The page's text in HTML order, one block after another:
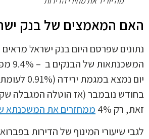
האם המאמצים של בנק
נתונים שפרסם היום בנק ישראל
זאת, רק 4%
ממחזרים את המשכנתא